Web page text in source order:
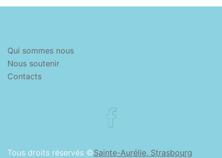
Qui sommes nous
Nous soutenir
Contacts
Tous droits réservés ©Sainte-Aurélie, Strasbourg